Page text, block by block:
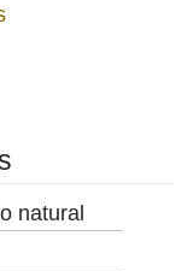
natural